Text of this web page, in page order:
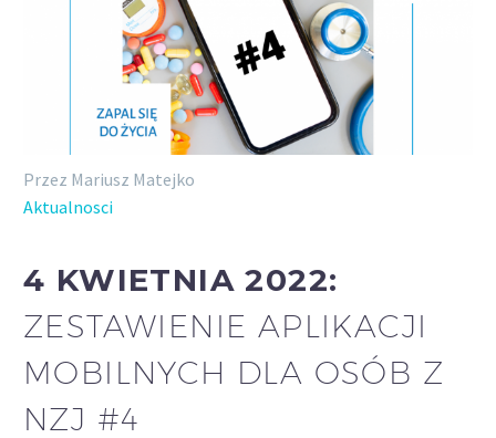
Przez Mariusz Matejko
Aktualnosci
4 KWIETNIA 2022:
ZESTAWIENIE APLIKACJI
MOBILNYCH DLA OSÓB Z
NZJ #4